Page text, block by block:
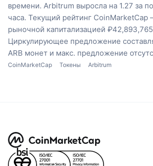
времени. Arbitrum выросла на 1.27 за
часа. Текущий рейтинг CoinMarketCap
рыночной капитализацией
Циркулирующее предложение
ARB монет и макс. предложение
CoinMarketCap Токены Arbitrum